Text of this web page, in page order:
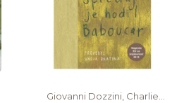
Giovanni Dozzini, Charlie